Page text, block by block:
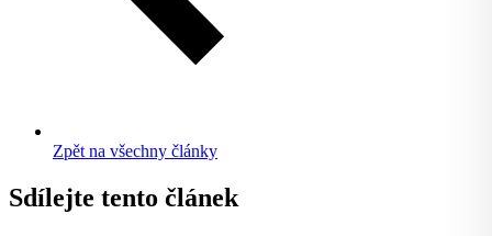
Zpět na všechny články
Sdílejte tento článek